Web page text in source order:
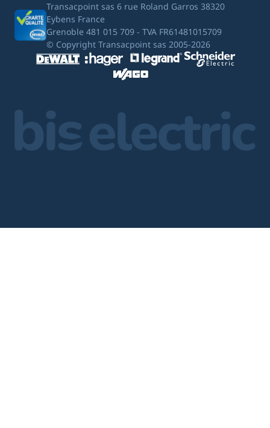
Transacpoint sas 6 rue Roland Garros 38320
Eybens France
Grenoble 481 015 709 - TVA FR61481015709
© Copyright Transacpoint sas 2005-2026